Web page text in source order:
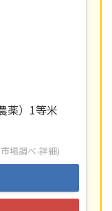
薬）1等米
場調べ-詳細)